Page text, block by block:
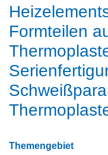
Formteilen
Themengebiet